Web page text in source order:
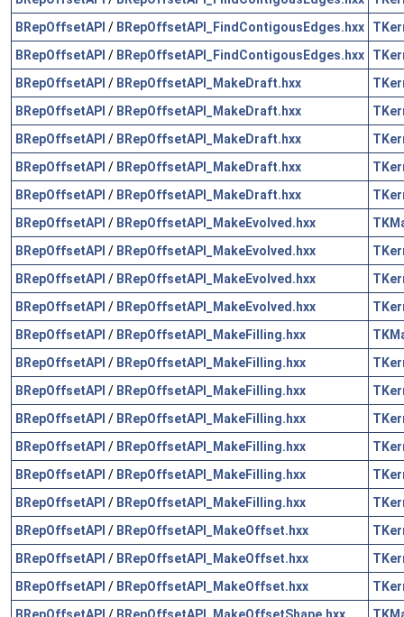
BRepOffsetAPI / BRepOffsetAPI_FindContigousEdges.hxx
BRepOffsetAPI / BRepOffsetAPI_FindContigousEdges.hxx
BRepOffsetAPI / BRepOffsetAPI_MakeDraft.hxx
BRepOffsetAPI / BRepOffsetAPI_MakeDraft.hxx
BRepOffsetAPI / BRepOffsetAPI_MakeDraft.hxx
BRepOffsetAPI / BRepOffsetAPI_MakeDraft.hxx
BRepOffsetAPI / BRepOffsetAPI_MakeDraft.hxx
BRepOffsetAPI / BRepOffsetAPI_MakeEvolved.hxx
BRepOffsetAPI / BRepOffsetAPI_MakeEvolved.hxx
BRepOffsetAPI / BRepOffsetAPI_MakeEvolved.hxx
BRepOffsetAPI / BRepOffsetAPI_MakeEvolved.hxx
BRepOffsetAPI / BRepOffsetAPI_MakeFilling.hxx
BRepOffsetAPI / BRepOffsetAPI_MakeFilling.hxx
BRepOffsetAPI / BRepOffsetAPI_MakeFilling.hxx
BRepOffsetAPI / BRepOffsetAPI_MakeFilling.hxx
BRepOffsetAPI / BRepOffsetAPI_MakeFilling.hxx
BRepOffsetAPI / BRepOffsetAPI_MakeFilling.hxx
BRepOffsetAPI / BRepOffsetAPI_MakeFilling.hxx
BRepOffsetAPI / BRepOffsetAPI_MakeOffset.hxx
BRepOffsetAPI / BRepOffsetAPI_MakeOffset.hxx
BRepOffsetAPI / BRepOffsetAPI_MakeOffset.hxx
BRepOffsetAPI / BRepOffsetAPI_MakeOffsetShape.hxx